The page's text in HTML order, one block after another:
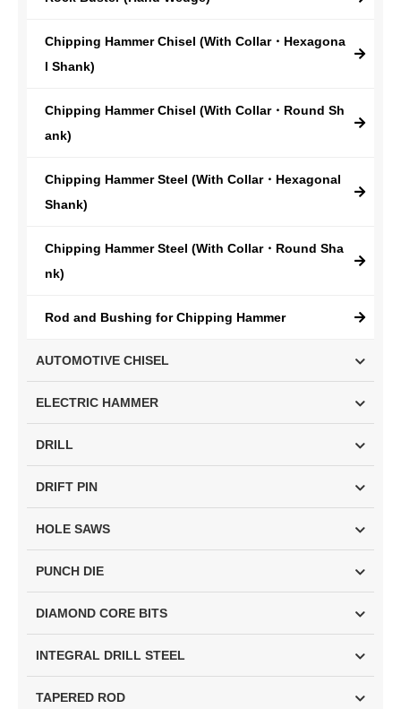
Chipping Hammer Chisel (With Collar・Hexagona
l Shank)
Chipping Hammer Chisel (With Collar・Round Sh
ank)
Chipping Hammer Steel (With Collar・Hexagonal
Shank)
Chipping Hammer Steel (With Collar・Round Sha
nk)
Rod and Bushing for Chipping Hammer
AUTOMOTIVE CHISEL
ELECTRIC HAMMER
DRILL
DRIFT PIN
HOLE SAWS
PUNCH DIE
DIAMOND CORE BITS
INTEGRAL DRILL STEEL
TAPERED ROD